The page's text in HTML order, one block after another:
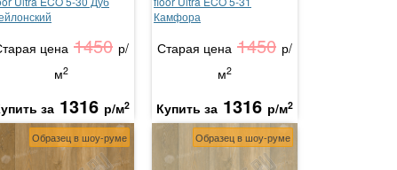
цена 1450 р/
м2
за 1316 р/м2
Камфора
Старая цена 1450 р/
м2
Купить за 1316 р/м2
Образец в шоу-руме Образец в шоу-руме